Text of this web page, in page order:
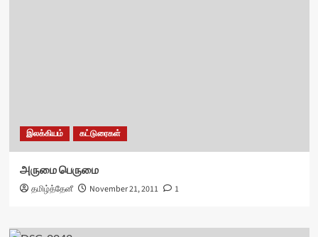
இலக்கியம் கட்டுரைகள்
அருமை பெருமை
தமிழ்த்தேனீ November 21, 2011 1